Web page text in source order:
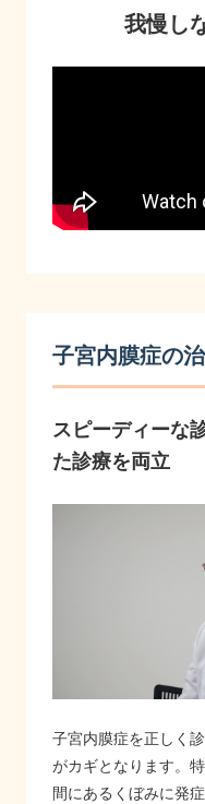
我慢し
子宮内膜症の
スピーディーな
た診療を両立
子宮内膜症を正しく
がカギとなります。
間にあるくぼみに発